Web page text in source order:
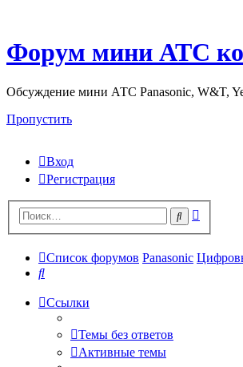
Форум мини АТС
Обсуждение мини АТС Panasonic, W&T,
Пропустить
Вход
Регистрация
Поиск
Список форумов Panasonic
Поиск
Ссылки
Темы без ответов
Активные темы